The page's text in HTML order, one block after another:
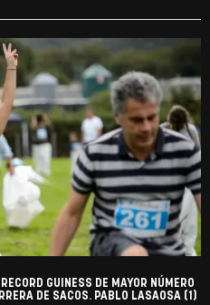
GUINESS DE MAYOR NÚMERO
DE SACOS. PABLO LASAOSA (1)